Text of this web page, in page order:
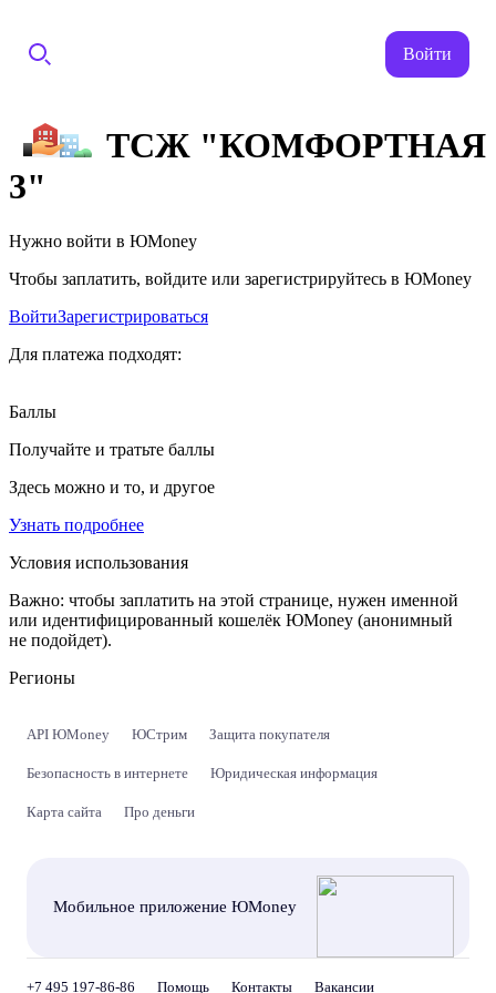
Войти
ТСЖ "КОМФОРТНАЯ
3"
Нужно войти в ЮMoney
Чтобы заплатить, войдите или зарегистрируйтесь в ЮMoney
ВойтиЗарегистрироваться
Для платежа подходят:
Баллы
Получайте и тратьте баллы
Здесь можно и то, и другое
Узнать подробнее
Условия использования
Важно: чтобы заплатить на этой странице, нужен именной
или идентифицированный кошелёк ЮMoney (анонимный
не подойдет).
Регионы
API ЮMoney ЮСтрим Защита покупателя
Безопасность в интернете Юридическая информация
Карта сайта Про деньги
Мобильное приложение ЮMoney
+7 495 197-86-86 Помощь Контакты Вакансии